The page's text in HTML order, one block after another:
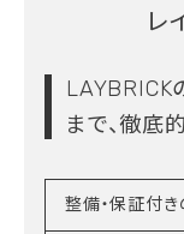
レ
LAYBRICK
まで、徹底
整備・保証付き